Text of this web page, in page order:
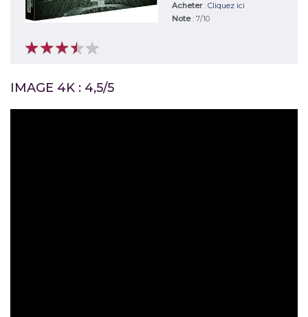
Acheter: Cliquez ici
Note: 7/10
★★★★★
★★★★★
IMAGE 4K : 4,5/5